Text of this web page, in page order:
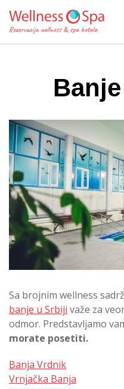
Sa brojnim wellness
banje u Srbiji važe za
odmor. Predstavljamo
morate posetiti.
Banja Vrdnik
Vrnjačka Banja